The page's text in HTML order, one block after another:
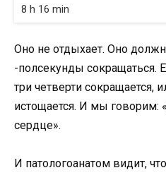
8 h 16 min
Оно не отдыхает. Оно
-полсекунды сокращаться.
три четверти сокращается,
истощается. И мы говорим:
сердце».
И патологоанатом видит,